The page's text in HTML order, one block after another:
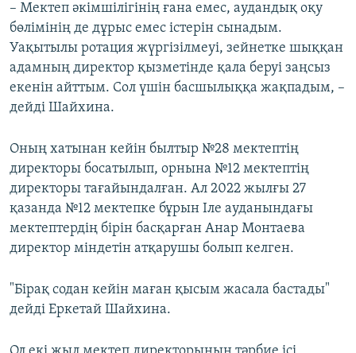
– Мектеп әкімшілігінің ғана емес, аудандық оқу
бөлімінің де дұрыс емес істерін сынадым.
Уақытылы ротация жүргізілмеуі, зейнетке шыққан
адамның директор қызметінде қала беруі заңсыз
екенін айттым. Сол үшін басшылыққа жақпадым, –
дейді Шайхина.
Оның хатынан кейін былтыр №28 мектептің
директоры босатылып, орнына №12 мектептің
директоры тағайындалған. Ал 2022 жылғы 27
қазанда №12 мектепке бұрын Іле ауданындағы
мектептердің бірін басқарған Анар Монтаева
директор міндетін атқарушы болып келген.
"Бірақ содан кейін маған қысым жасала бастады"
дейді Еркетай Шайхина.